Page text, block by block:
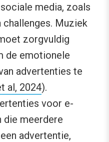
media, zoals
challenges. Muziek
zorgvuldig
de emotionele
advertenties te
al, 2024).
voor e-
die meerdere
advertentie,